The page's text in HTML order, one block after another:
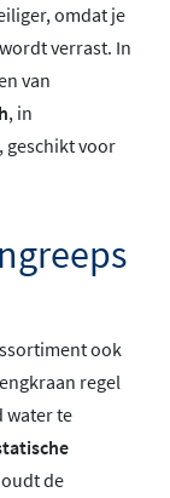
omdat je
verrast. In
van
, in
geschikt voor
ook
regel
water te
de